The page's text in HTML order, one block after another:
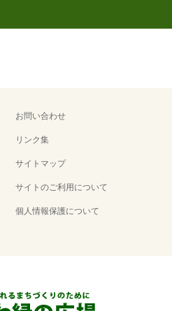
お問い合わせ
リンク集
サイトマップ
サイトのご利用について
個人情報保護について